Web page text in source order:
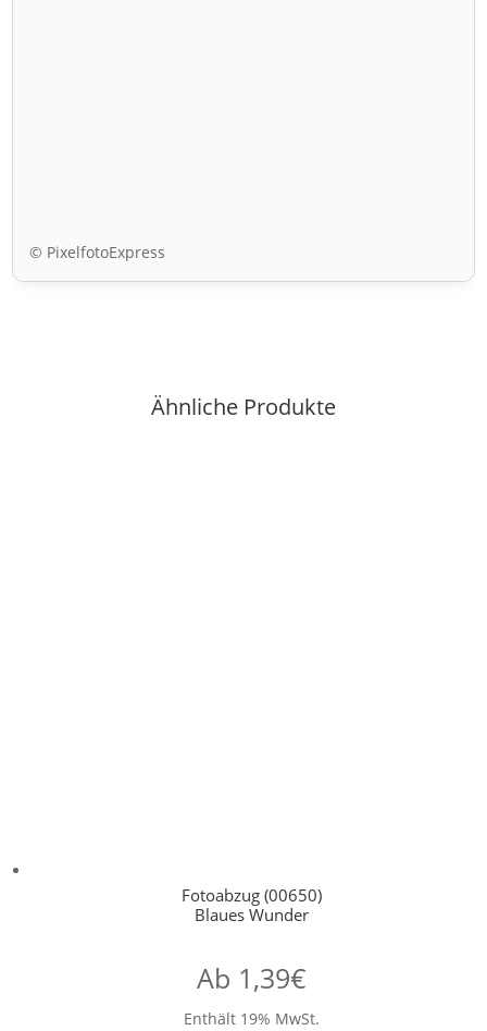
© PixelfotoExpress
Ähnliche Produkte
Fotoabzug (00650)
Blaues Wunder
Ab 1,39€
Enthält 19% MwSt.